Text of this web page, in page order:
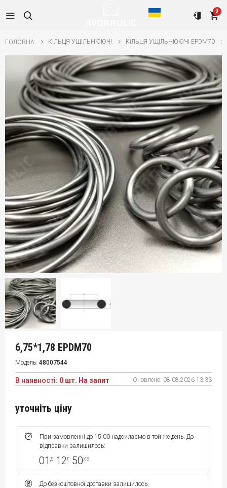
0
ГОЛОВНА КІЛЬЦЯ УЩІЛЬНЮЮЧІ КІЛЬЦЯ УЩІЛЬНЮЮЧІ EPDM70
6,75*1,78 EPDM70
Модель: 48007544
В наявності: 0 шт. На запит Оновлено: 08.08.2026 13:33
При замовленні до 15:00 надсилаємо в той же день. До
відправки залишилось:
01д 12г 50хв
До безкоштовної доставки залишилось:
уточніть ціну